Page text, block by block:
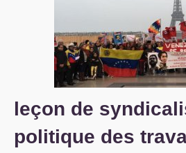
Vie du site
leçon de
politique des